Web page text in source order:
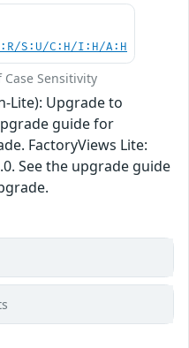
S:U/C:H/I:H/A:H
Sensitivity
Lite): Upgrade to
guide for
FactoryViews Lite:
See the upgrade guide